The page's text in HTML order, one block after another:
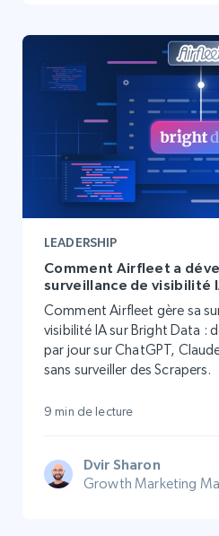
LEADERSHIP
Comment Airfleet a
surveillance de visibilité
Comment Airfleet gère sa
visibilité IA sur Bright Data :
par jour sur ChatGPT,
sans surveiller des Scrapers.
9 min de lecture
Dvir Sharon
Growth Marketing